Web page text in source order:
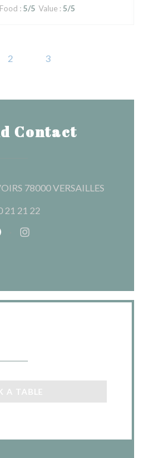
Food : 5/5 Value : 5/5
2 3
Contact
78000 VERSAILLES
21 21 22
((opens in a new
Instagram ((opens in a
A TABLE